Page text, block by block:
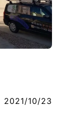
2021/10/23